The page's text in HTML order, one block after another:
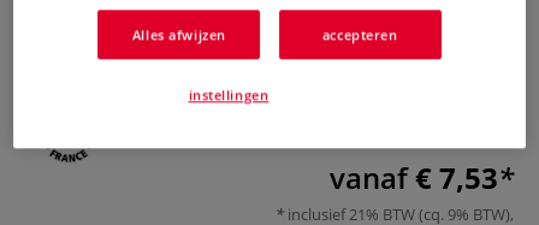
kunststof en heeft een dubbelzijdige maatverdeling in cm
Meer
vanaf€ 7,53
inclusief 21% BTW (cq. 9% BTW),
Alles afwijzen accepteren
instellingen